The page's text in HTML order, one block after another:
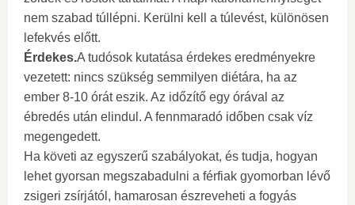
nem szabad túllépni. Kerülni kell a túlevést, különösen
lefekvés előtt.
Érdekes.A tudósok kutatása érdekes eredményekre
vezetett: nincs szükség semmilyen diétára, ha az
ember 8-10 órát eszik. Az időzítő egy órával az
ébredés után elindul. A fennmaradó időben csak víz
megengedett.
Ha követi az egyszerű szabályokat, és tudja, hogyan
lehet gyorsan megszabadulni a férfiak gyomorban lévő
zsigeri zsírjától, hamarosan észreveheti a fogyás